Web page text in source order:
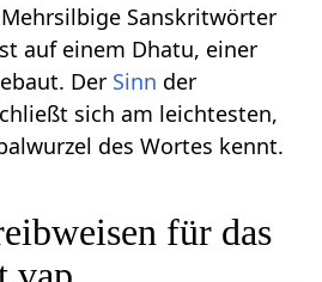
Sanskritwörter
auf einem Dhatu, einer
Der Sinn der
sich am leichtesten,
des Wortes kennt.
für das